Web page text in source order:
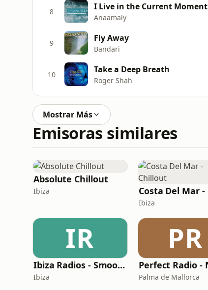
8 I Live in the Current Moment
Anaamaly
9 Fly Away
Bandari
10 Take a Deep Breath
Roger Shah
Mostrar Más
Emisoras similares
Absolute Chillout
Ibiza
Ibiza
IR
Ibiza Radios - Smooth Jazz
Ibiza
PR
Palma de Mallorca